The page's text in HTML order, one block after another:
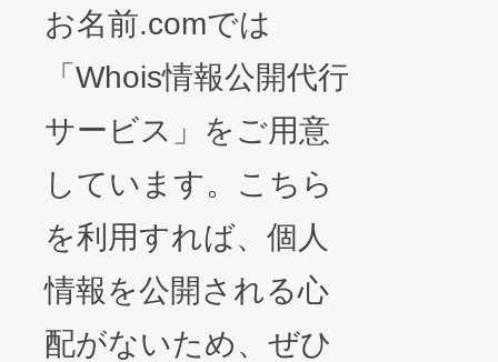
お名前.comでは
「Whois情報公開代行
サービス」をご用意
しています。こちら
を利用すれば、個人
情報を公開される心
配がないため、ぜひ